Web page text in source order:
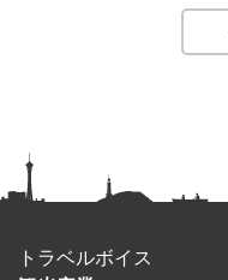
トラベルボイス